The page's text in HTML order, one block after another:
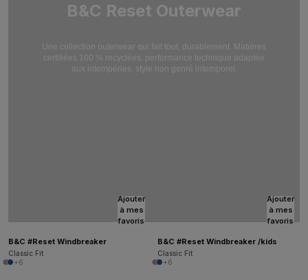
B&C Reset Outerwear
Une collection outerwear qui fait tout, durablement. Matières
certifiées 100 % recyclées, performance technique adaptée
aux intempéries, style non genré intemporel.
Ajouter
à mes
favoris
B&C #Reset Windbreaker
Classic Fit
+6
Ajouter
à mes
favoris
B&C #Reset Windbreaker /kids
Classic Fit
+6